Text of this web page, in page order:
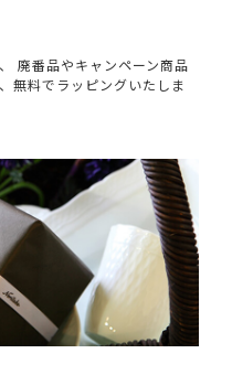
廃番品やキャンペーン商品
無料でラッピングいたしま